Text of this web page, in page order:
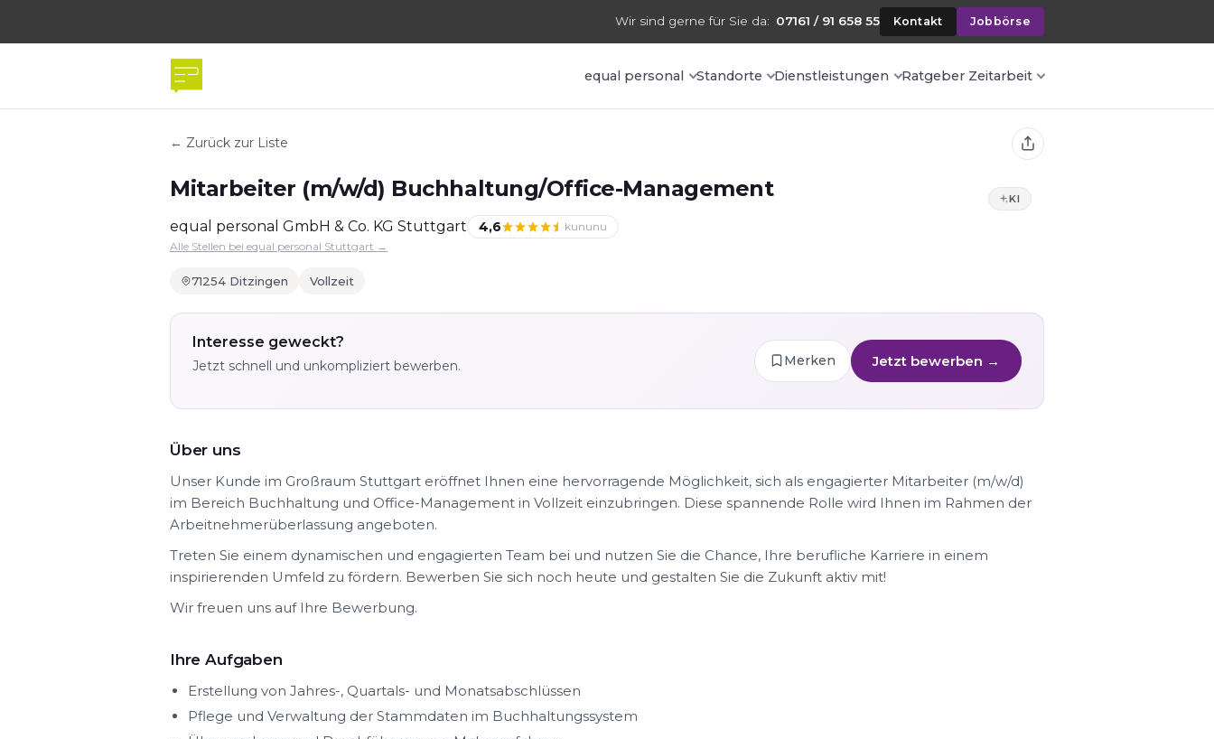
Wir sind gerne für Sie da: 07161 / 91 658 55 Kontakt Jobbörse
equal personal Standorte Dienstleistungen Ratgeber Zeitarbeit
← Zurück zur Liste
KI
Mitarbeiter (m/w/d) Buchhaltung/Office-Management
equal personal GmbH & Co. KG Stuttgart 4,6
kununu
Alle Stellen bei equal personal Stuttgart →
71254 Ditzingen Vollzeit
Interesse geweckt?
Jetzt schnell und unkompliziert bewerben. Merken Jetzt bewerben →
Über uns
Unser Kunde im Großraum Stuttgart eröffnet Ihnen eine hervorragende Möglichkeit, sich als engagierter Mitarbeiter (m/w/d)
im Bereich Buchhaltung und Office-Management in Vollzeit einzubringen. Diese spannende Rolle wird Ihnen im Rahmen der
Arbeitnehmerüberlassung angeboten.
Treten Sie einem dynamischen und engagierten Team bei und nutzen Sie die Chance, Ihre berufliche Karriere in einem
inspirierenden Umfeld zu fördern. Bewerben Sie sich noch heute und gestalten Sie die Zukunft aktiv mit!
Wir freuen uns auf Ihre Bewerbung.
Ihre Aufgaben
Erstellung von Jahres-, Quartals- und Monatsabschlüssen
Pflege und Verwaltung der Stammdaten im Buchhaltungssystem